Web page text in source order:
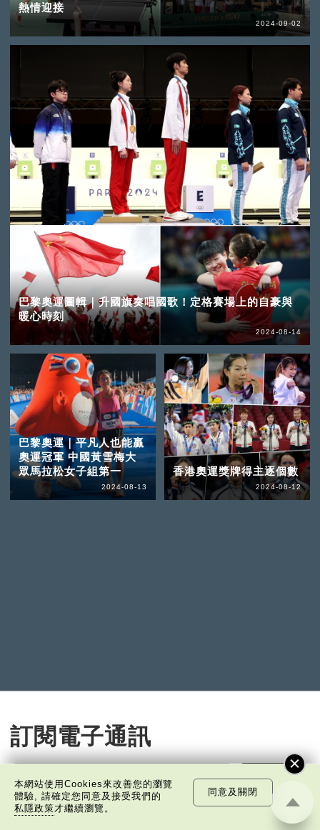
熱情迎接
2024-09-02
巴黎奧運圖輯｜升國旗奏唱國歌！定格賽場上的自豪與
暖心時刻
2024-08-14
巴黎奧運｜平凡人也能贏
奧運冠軍 中國黃雪梅大
眾馬拉松女子組第一
2024-08-13
香港奧運獎牌得主逐個數
2024-08-12
訂閱電子通訊
免費訂閱
本網站使用Cookies來改善您的瀏覽
體驗, 請確定您同意及接受我們的
私隱政策才繼續瀏覽。
同意及關閉